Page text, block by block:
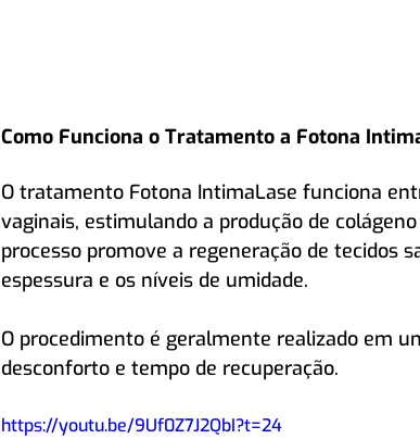
Como Funciona o Tratamento a Fotona
O tratamento Fotona IntimaLase funciona
vaginais, estimulando a produção de
processo promove a regeneração de tecidos
espessura e os níveis de umidade.
O procedimento é geralmente realizado em
desconforto e tempo de recuperação.
https://youtu.be/9Uf0Z7J2QbI?t=24